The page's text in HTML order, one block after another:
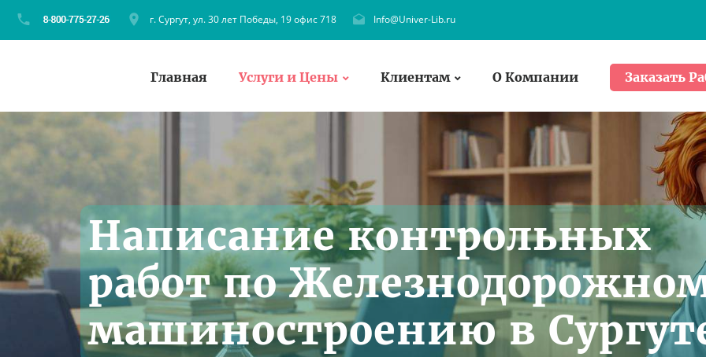
г. Сургут, ул. 30 лет Победы, 19 офис 718 Info@Univer-Lib.ru
Главная Услуги и Цены Клиентам О Компании Заказать
Написание контрольных
работ по
машиностроению в